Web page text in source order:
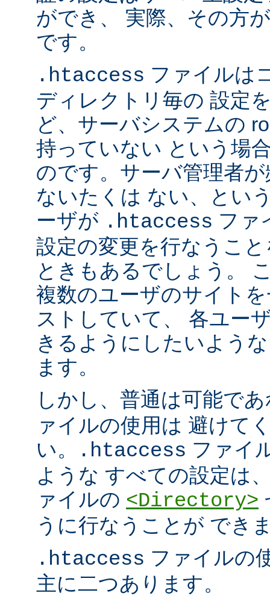
ができ、 実際、その方
です。
.htaccess ファイルは
ディレクトリ毎の 設定
ど、サーバシステムの
持っていない という場
のです。サーバ管理者
ないたくは ない、とい
ーザが .htaccess ファ
設定の変更を行なうこ
ときもあるでしょう。
複数のユーザのサイト
ストしていて、 各ユー
きるようにしたいよう
ます。
しかし、普通は可能で
ァイルの使用は 避けて
い。
.htaccess ファイ
ような すべての設定は
ァイルの <Directory>
うに行なうことが でき
.htaccess ファイルの
主に二つあります。